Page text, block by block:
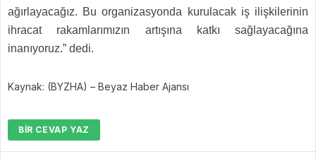
ağırlayacağız. Bu organizasyonda kurulacak iş ilişkilerinin
ihracat rakamlarımızın artışına katkı sağlayacağına
inanıyoruz.” dedi.
Kaynak: (BYZHA) – Beyaz Haber Ajansı
BIR CEVAP YAZ